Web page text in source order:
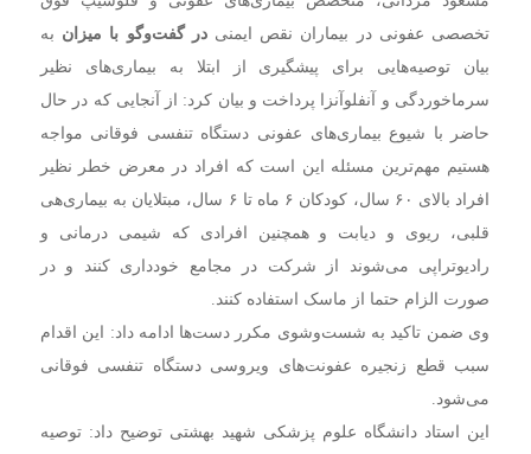
تخصصی عفونی در بیماران نقص ایمنیدر گفت‌وگو با میزان به
بیان توصیه‌هایی برای پیشگیری از ابتلا به بیماری‌های نظیر
سرماخوردگی و آنفلوآنزا پرداخت و بیان کرد: از آنجایی که در حال
حاضر با شیوع بیماری‌های عفونی دستگاه تنفسی فوقانی مواجه
هستیم مهم‌ترین مسئله این است که افراد در معرض خطر نظیر
افراد بالای ۶۰ سال، کودکان ۶ ماه تا ۶ سال، مبتلایان به بیماری‌هی
قلبی، ریوی و دیابت و همچنین افرادی که شیمی درمانی و
رادیوتراپی می‌شوند از شرکت در مجامع خودداری کنند و در
صورت الزام حتما از ماسک استفاده کنند.
وی ضمن تاکید به شست‌وشوی مکرر دست‌ها ادامه داد: این اقدام
سبب قطع زنجیره عفونت‌های ویروسی دستگاه تنفسی فوقانی
می‌شود.
این استاد دانشگاه علوم پزشکی شهید بهشتی توضیح داد: توصیه